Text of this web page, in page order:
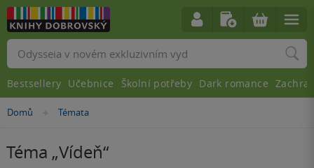
Domů »
Témata
Téma „Vídeň“
Vyhledávání
Bestsellery Učebnice Školní potřeby Dark romance